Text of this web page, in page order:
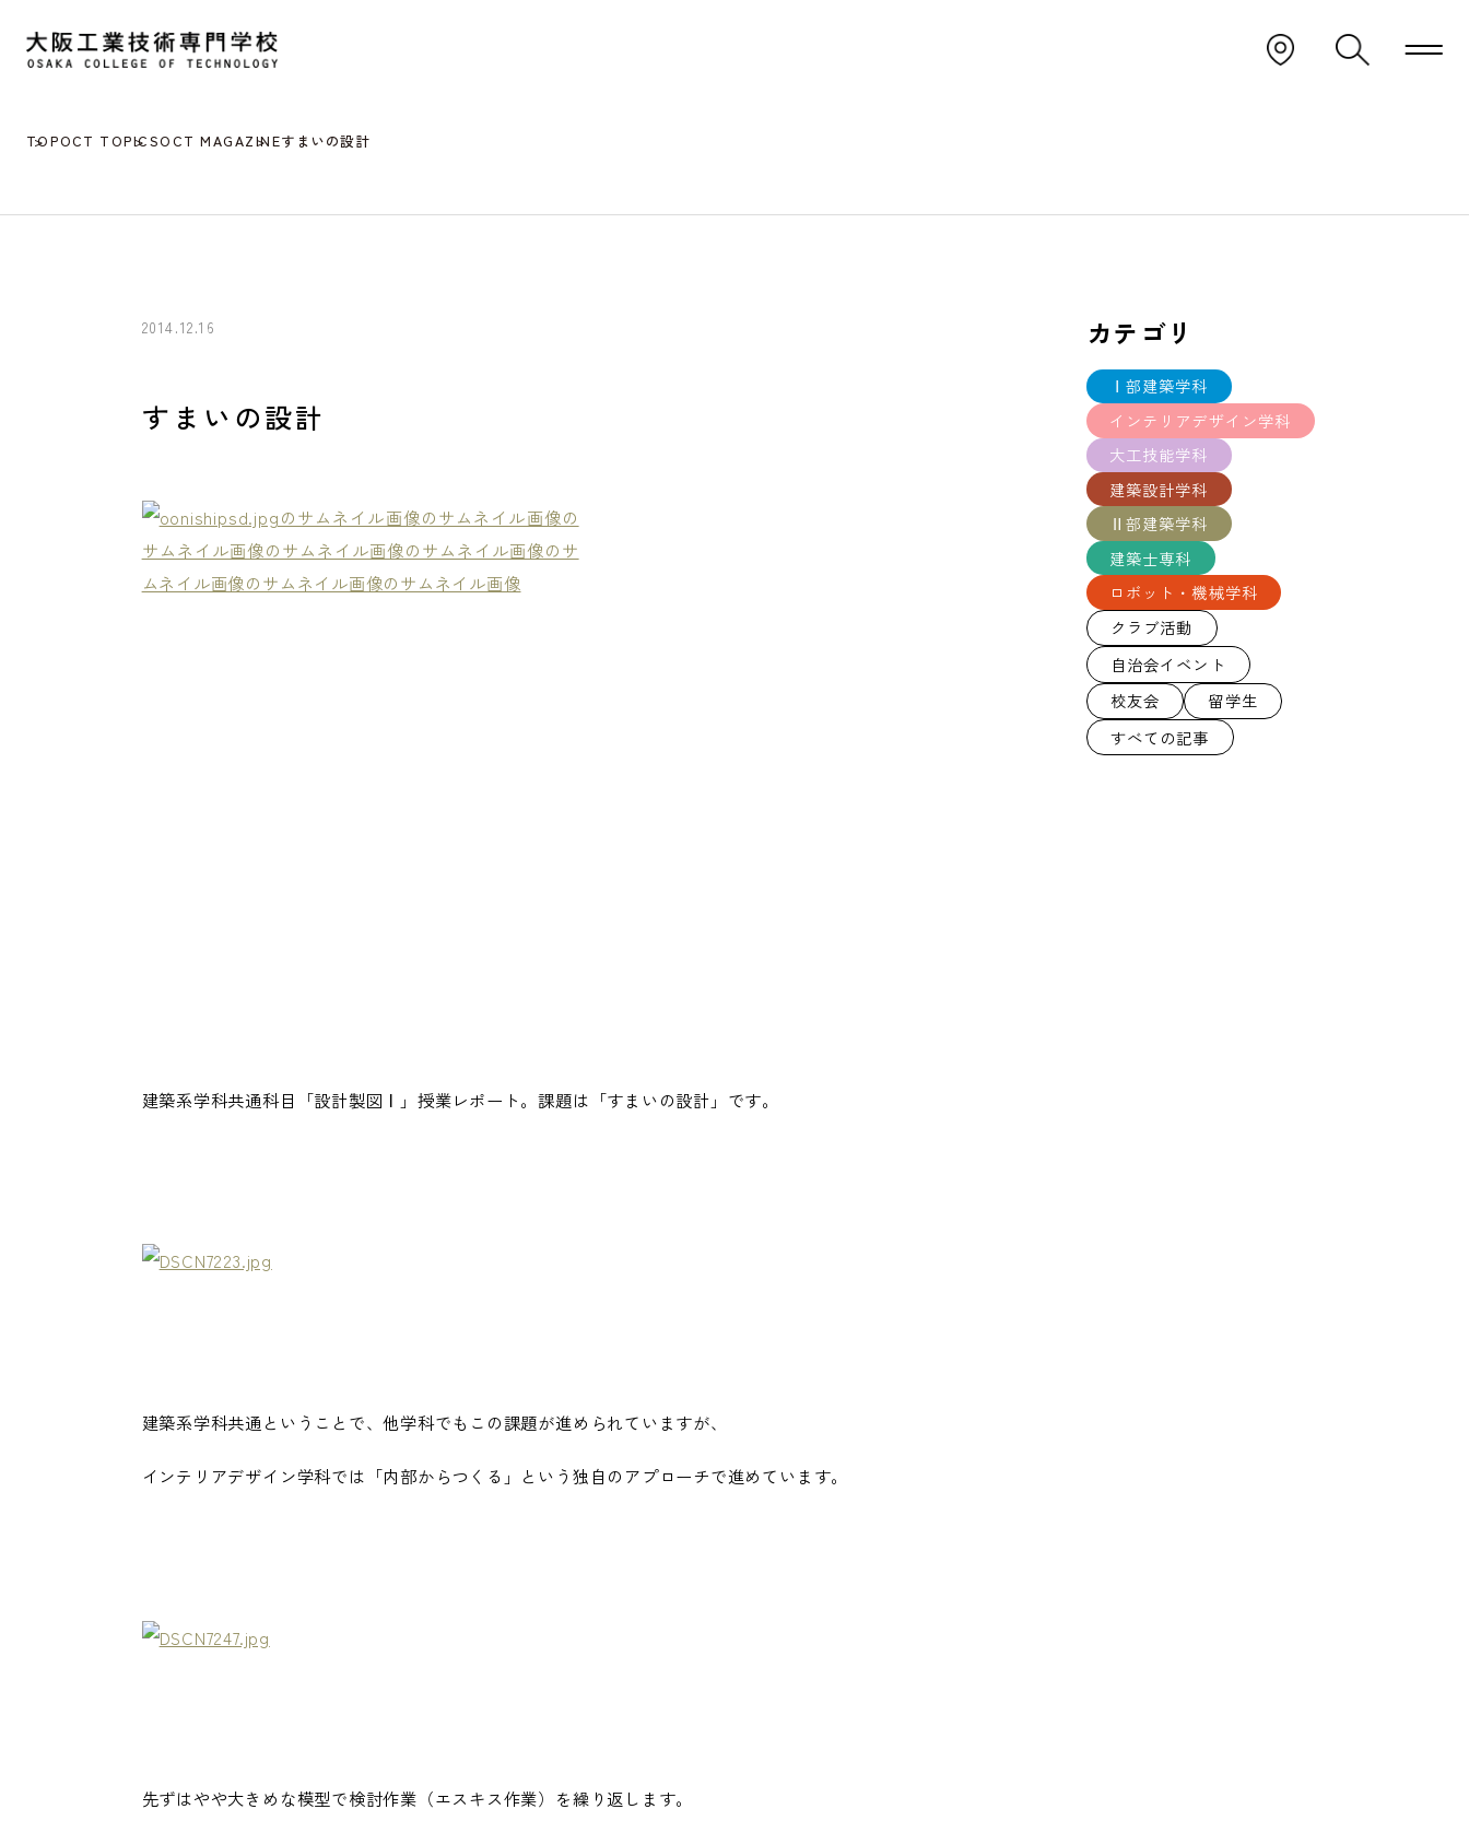
TOPOCT TOPICSOCT MAGAZINEすまいの設計
2014.12.16
すまいの設計
建築系学科共通科目「設計製図Ⅰ」授業レポート。課題は「すまいの設計」です。
建築系学科共通ということで、他学科でもこの課題が進められていますが、
インテリアデザイン学科では「内部からつくる」という独自のアプローチで進めています。
先ずはやや大きめな模型で検討作業（エスキス作業）を繰り返します。
カテゴリ
Ⅰ部建築学科
インテリアデザイン学科
大工技能学科
建築設計学科
Ⅱ部建築学科
建築士専科
ロボット・機械学科
クラブ活動
自治会イベント
校友会
留学生
すべての記事